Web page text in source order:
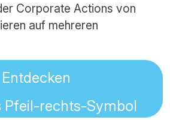
Corporate Actions von
auf mehreren
Entdecken